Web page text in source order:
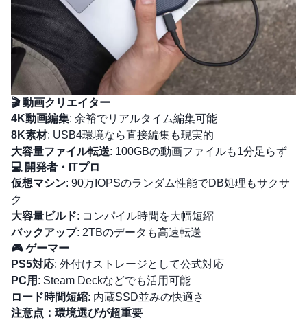
🎬 動画クリエイター
4K動画編集: 余裕でリアルタイム編集可能
8K素材: USB4環境なら直接編集も現実的
大容量ファイル転送: 100GBの動画ファイルも1分足らず
💻 開発者・ITプロ
仮想マシン: 90万IOPSのランダム性能でDB処理もサクサ
ク
大容量ビルド: コンパイル時間を大幅短縮
バックアップ: 2TBのデータも高速転送
🎮 ゲーマー
PS5対応: 外付けストレージとして公式対応
PC用 : Steam Deckなどでも活用可能
ロード時間短縮: 内蔵SSD並みの快適さ
注意点：環境選びが超重要